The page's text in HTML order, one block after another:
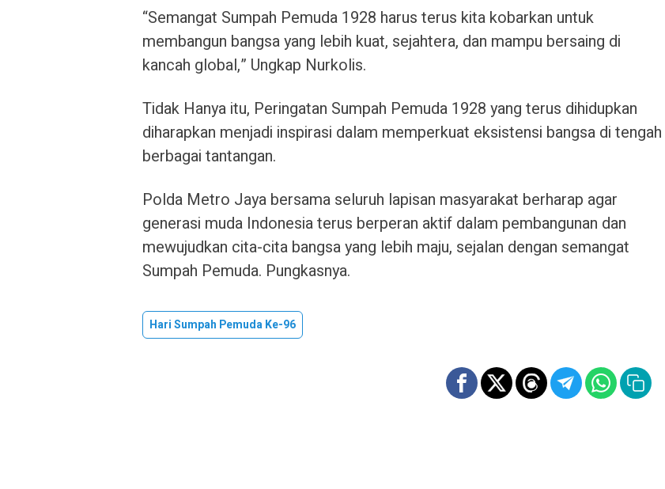
“Semangat Sumpah Pemuda 1928 harus terus kita kobarkan untuk
membangun bangsa yang lebih kuat, sejahtera, dan mampu bersaing di
kancah global,” Ungkap Nurkolis.
Tidak Hanya itu, Peringatan Sumpah Pemuda 1928 yang terus dihidupkan
diharapkan menjadi inspirasi dalam memperkuat eksistensi bangsa di tengah
berbagai tantangan.
Polda Metro Jaya bersama seluruh lapisan masyarakat berharap agar
generasi muda Indonesia terus berperan aktif dalam pembangunan dan
mewujudkan cita-cita bangsa yang lebih maju, sejalan dengan semangat
Sumpah Pemuda. Pungkasnya.
Hari Sumpah Pemuda Ke-96